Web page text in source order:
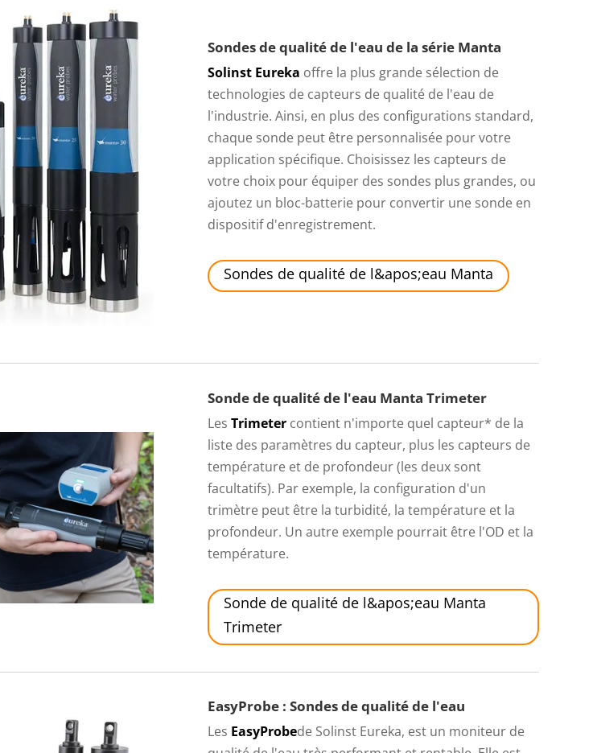
Sondes de qualité de l'eau de la série Manta
Solinst Eureka offre la plus grande sélection de
technologies de capteurs de qualité de l'eau de
l'industrie. Ainsi, en plus des configurations standard,
chaque sonde peut être personnalisée pour votre
application spécifique. Choisissez les capteurs de
votre choix pour équiper des sondes plus grandes, ou
ajoutez un bloc-batterie pour convertir une sonde en
dispositif d'enregistrement.
Sondes de qualité de l&apos;eau Manta
Sonde de qualité de l'eau Manta Trimeter
Les Trimetercontient n'importe quel capteur* de la
liste des paramètres du capteur, plus les capteurs de
température et de profondeur (les deux sont
facultatifs). Par exemple, la configuration d'un
trimètre peut être la turbidité, la température et la
profondeur. Un autre exemple pourrait être l'OD et la
température.
Sonde de qualité de l&apos;eau Manta
Trimeter
EasyProbe : Sondes de qualité de l'eau
Les EasyProbede Solinst Eureka, est un moniteur de